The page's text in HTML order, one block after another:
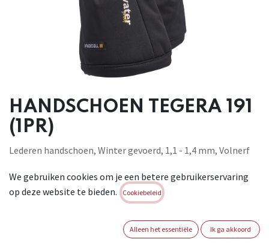
HANDSCHOEN TEGERA 191
(1PR)
Lederen handschoen, Winter gevoerd, 1,1 - 1,4 mm, Volnerf
topkwaliteit, Thinsulate™ 200g, Cat. II, Zwart, wit,
Versterkte duim, Waterdicht, Touwsluiting, voor algemene
We gebruiken cookies om je een betere gebruikerservaring
op deze website te bieden.
Cookiebeleid
Alleen het essentiële Ik ga akkoord